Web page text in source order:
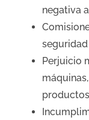
negativa
Perjuicio